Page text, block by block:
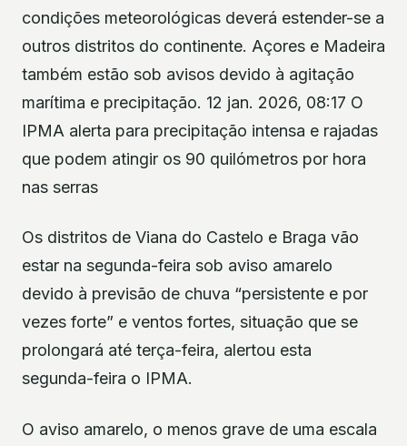
condições meteorológicas deverá estender-se a
outros distritos do continente. Açores e Madeira
também estão sob avisos devido à agitação
marítima e precipitação. 12 jan. 2026, 08:17 O
IPMA alerta para precipitação intensa e rajadas
que podem atingir os 90 quilómetros por hora
nas serras
Os distritos de Viana do Castelo e Braga vão
estar na segunda-feira sob aviso amarelo
devido à previsão de chuva “persistente e por
vezes forte” e ventos fortes, situação que se
prolongará até terça-feira, alertou esta
segunda-feira o IPMA.
O aviso amarelo, o menos grave de uma escala